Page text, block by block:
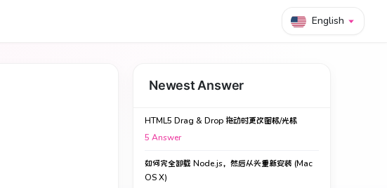
English
Newest Answer
HTML5 Drag & Drop 拖动时更改图标/光标
5 Answer
如何完全卸载 Node.js，然后从头重新安装 (Mac
OS X)